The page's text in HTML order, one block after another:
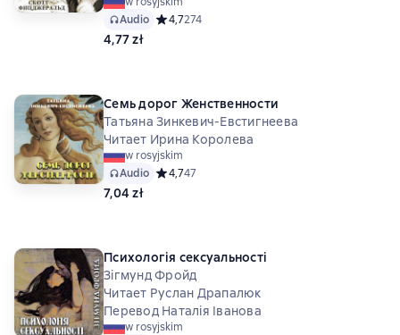
Audio Средний рейтинг 4,7 на основе 274 оценок
4,7274
4,77 zł
Семь дорог Женственности
Татьяна Зинкевич-Евстигнеева
Читает Ирина Королева
w rosyjskim
Audio Средний рейтинг 4,7 на основе 47 оценок
4,747
7,04 zł
Психологія сексуальності
Зігмунд Фройд
Читает Руслан Драпалюк
Перевод Наталія Іванова
w rosyjskim